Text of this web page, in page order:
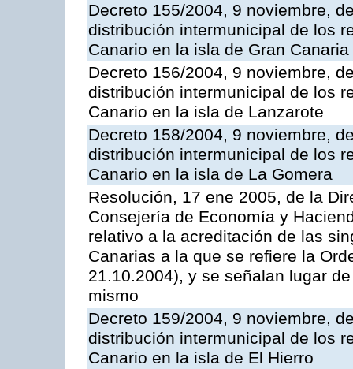
Decreto 155/2004, 9 noviembre,
distribución intermunicipal de los
Canario en la isla de Gran Canaria
Decreto 156/2004, 9 noviembre,
distribución intermunicipal de los
Canario en la isla de Lanzarote
Decreto 158/2004, 9 noviembre,
distribución intermunicipal de los
Canario en la isla de La Gomera
Resolución, 17 ene 2005, de la
Consejería de Economía y
relativo a la acreditación de las
Canarias a la que se refiere la
21.10.2004), y se señalan lugar
mismo
Decreto 159/2004, 9 noviembre,
distribución intermunicipal de los
Canario en la isla de El Hierro